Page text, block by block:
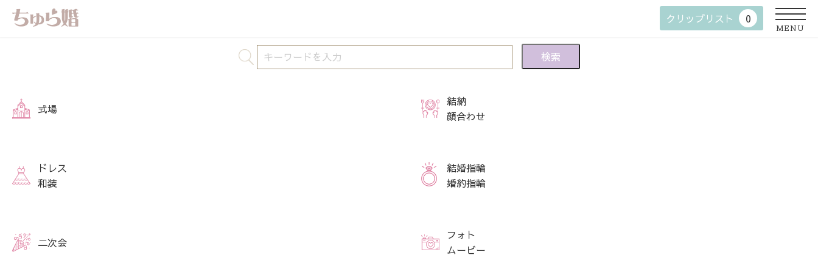
クリップリスト 0
MENU
式場
結納
顔合わせ
ドレス
和装
結婚指輪
婚約指輪
二次会
フォト
ムービー